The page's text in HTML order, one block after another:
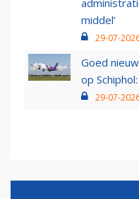
middel’
29-07-
Goed
op
29-07-